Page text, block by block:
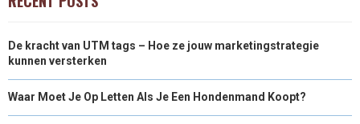
De kracht van UTM tags – Hoe ze jouw marketingstrategie
kunnen versterken
Waar Moet Je Op Letten Als Je Een Hondenmand Koopt?